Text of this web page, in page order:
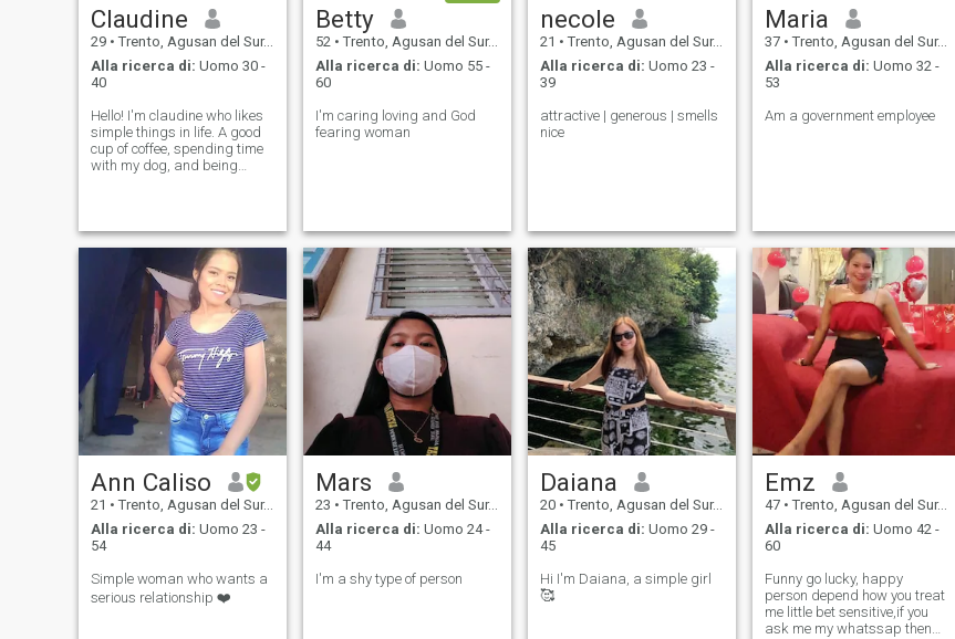
Claudine
29 • Trento, Agusan del Sur, Filippine
Alla ricerca di: Uomo 30 -
40
Hello! I'm claudine who likes
simple things in life. A good
cup of coffee, spending time
with my dog, and being
shares similar values and is
looking for a long-term rela
Betty
52 • Trento, Agusan del Sur, Filippine
Alla ricerca di: Uomo 55 -
60
I'm caring loving and God
fearing woman
necole
21 • Trento, Agusan del Sur, Filippine
Alla ricerca di: Uomo 23 -
39
attractive | generous | smells
nice
Maria
37 • Trento, Agusan del Sur, Filippine
Alla ricerca di: Uomo 32 -
53
Am a government employee
Ann Caliso
21 • Trento, Agusan del Sur, Filippine
Alla ricerca di: Uomo 23 -
54
Simple woman who wants a
serious relationship ❤️
Mars
23 • Trento, Agusan del Sur, Filippine
Alla ricerca di: Uomo 24 -
44
I'm a shy type of person
Daiana
20 • Trento, Agusan del Sur, Filippine
Alla ricerca di: Uomo 29 -
45
Hi I'm Daiana, a simple girl
🥰
Emz
47 • Trento, Agusan del Sur, Filippine
Alla ricerca di: Uomo 42 -
60
Funny go lucky, happy
person depend how you treat
me little bet sensitive,if you
ask me my whatssap then